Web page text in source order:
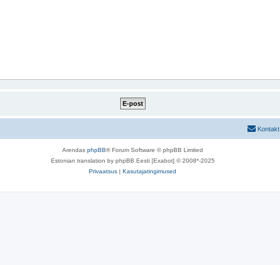
Kontakt
Arendas phpBB® Forum Software © phpBB Limited
Estonian translation by phpBB Eesti [Exabot] © 2008*-2025
Privaatsus | Kasutajatingimused